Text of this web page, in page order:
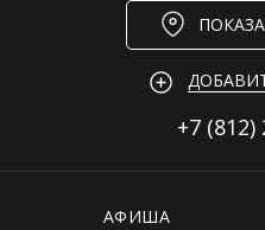
+7 (812)
АФИША